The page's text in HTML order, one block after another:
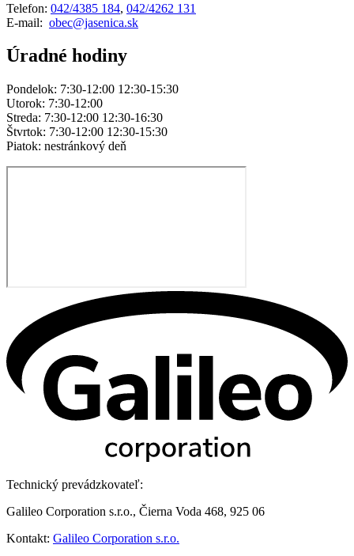
Telefon: 042/4385 184, 042/4262 131
E-mail: obec@jasenica.sk
Úradné hodiny
Pondelok: 7:30-12:00 12:30-15:30
Utorok: 7:30-12:00
Streda: 7:30-12:00 12:30-16:30
Štvrtok: 7:30-12:00 12:30-15:30
Piatok: nestránkový deň
Technický prevádzkovateľ:
Galileo Corporation s.r.o., Čierna Voda 468, 925 06
Kontakt: Galileo Corporation s.r.o.